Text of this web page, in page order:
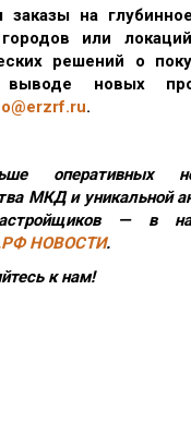
заказы на
городов или
решений о
выводе новых
.
оперативных
МКД и уникальной
— в
НОВОСТИ.
к нам!